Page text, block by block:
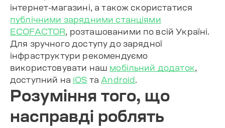
інтернет-магазині, а також скористатися
публічними зарядними станціями
ECOFACTOR , розташованими по всій Україні.
Для зручного доступу до зарядної
інфраструктури рекомендуємо
використовувати наш мобільний додаток
доступний на iOS та Android
Розуміння того, що
насправді роблять